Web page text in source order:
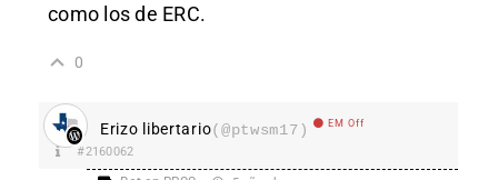
como los de ERC.
0
Erizo libertario(@ptwsm17) EM Off
#2160062